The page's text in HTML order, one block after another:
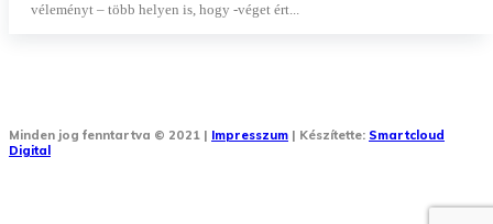
véleményt – több helyen is, hogy -véget ért...
Minden jog fenntartva © 2021 | Impresszum | Készítette: Smartcloud
Digital